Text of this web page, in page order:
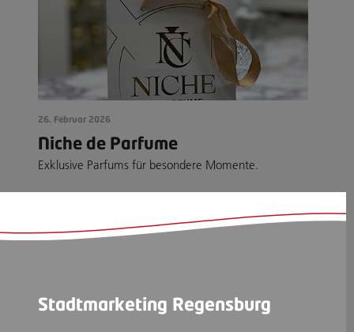
26. Februar 2026
Niche de Parfume
Exklusive Parfums für besondere Momente.
Stadtmarketing Regensburg